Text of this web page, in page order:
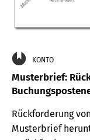
KONTO
Musterbrief:
Rückforderung
Musterbrief